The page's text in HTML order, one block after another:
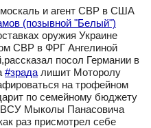
и агент СВР в США
(позывной "Белый")
оружия Украине
СВР в ФРГ Ангелиной
посол Германии в
#зрада лишит Моторолу
на трофейном
по семейному бюджету
ВСУ Мыколы Панасовича
раз присмотрел себе